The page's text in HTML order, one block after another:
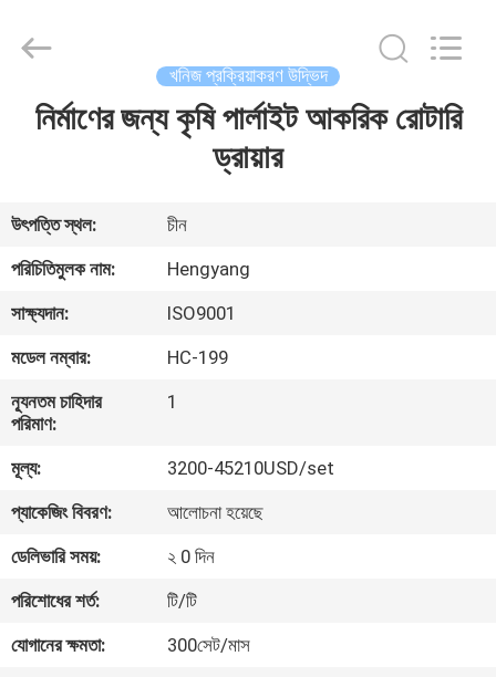
বাড়ি
আমাদের
সম্পর্কে
কারখানা
ভ্রমণ
মান
নিয়ন্ত্রণ
যোগাযোগ
করুন
Industrial
Reserved.
খনিজ প্রক্রিয়াকরণ উদ্ভিদ
নির্মাণের জন্য কৃষি পার্লাইট আকরিক রোটারি
ড্রায়ার
উৎপত্তি স্থল:
চীন
পরিচিতিমুলক নাম:
Hengyang
সাক্ষ্যদান:
ISO9001
মডেল নম্বার:
HC-199
ন্যূনতম চাহিদার
পরিমাণ:
1
মূল্য:
3200-45210USD/set
প্যাকেজিং বিবরণ:
আলোচনা হয়েছে
ডেলিভারি সময়:
২ 0 দিন
পরিশোধের শর্ত:
টি/টি
যোগানের ক্ষমতা:
300সেট/মাস